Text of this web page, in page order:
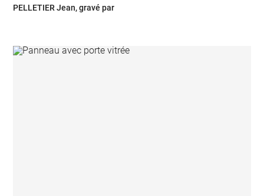
PELLETIER Jean, gravé par